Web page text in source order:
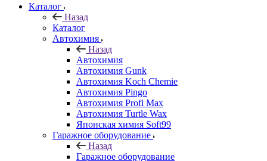
Каталог
Назад
Каталог
Автохимия
Назад
Автохимия
Автохимия Gunk
Автохимия Koch Chemie
Автохимия Pingo
Автохимия Profi Max
Автохимия Turtle Wax
Японская химия Soft99
Гаражное оборудование
Назад
Гаражное оборудование